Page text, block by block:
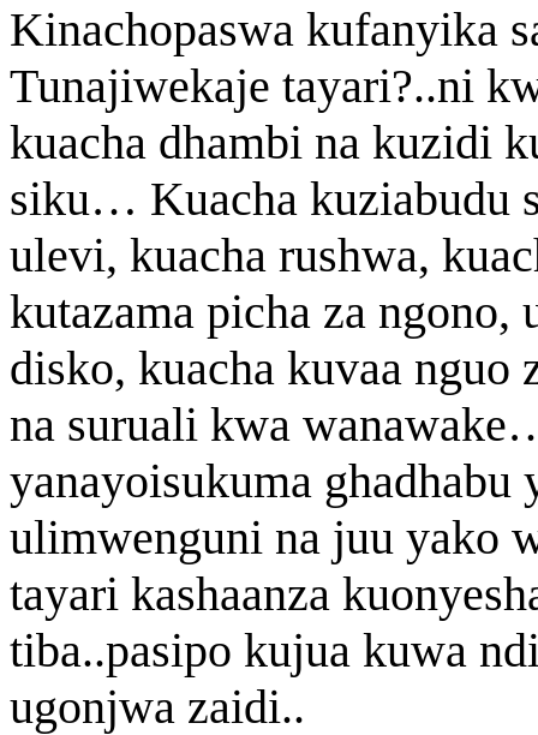
Kinachopaswa kufanyika
Tunajiwekaje tayari?..ni
kuacha dhambi na kuzidi
siku… Kuacha kuziabudu
ulevi, kuacha rushwa,
kutazama picha za ngono,
disko, kuacha kuvaa nguo
na suruali kwa
yanayoisukuma
ulimwenguni na juu yako
tayari kashaanza
tiba..pasipo kujua kuwa
ugonjwa zaidi..